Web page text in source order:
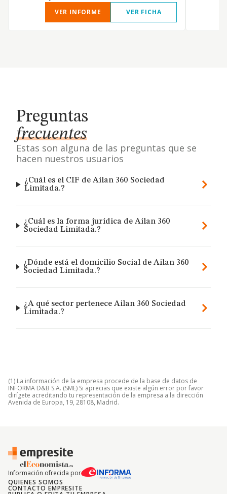
VER INFORME
VER FICHA
Preguntas
frecuentes
Estas son alguna de las preguntas que se
hacen nuestros usuarios
¿Cuál es el CIF de Ailan 360 Sociedad
Limitada.?
¿Cuál es la forma jurídica de Ailan 360
Sociedad Limitada.?
¿Dónde está el domicilio Social de Ailan 360
Sociedad Limitada.?
¿A qué sector pertenece Ailan 360 Sociedad
Limitada.?
(1) La información de la empresa procede de la base de datos de
INFORMA D&B S.A. (SME) Si aprecias que existe algún error por favor
dirígete acreditando tu representación de la empresa a la dirección
Avenida de Europa, 19, 28108, Madrid.
Información ofrecida por
QUIENES SOMOS
CONTACTO EMPRESITE